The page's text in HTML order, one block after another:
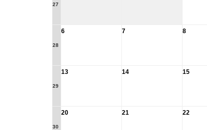
27
28
6 7 8
29
13 14 15
30
20 21 22